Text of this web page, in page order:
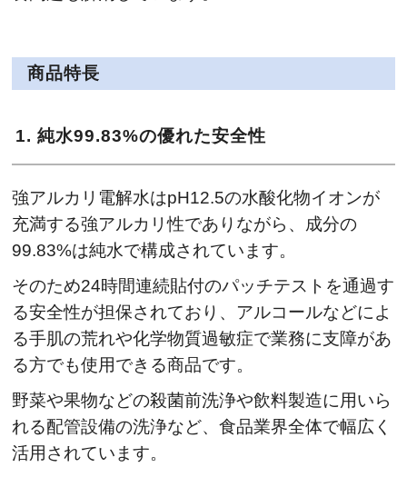
商品特長
1. 純水99.83%の優れた安全性
強アルカリ電解水はpH12.5の水酸化物イオンが
充満する強アルカリ性でありながら、成分の
99.83%は純水で構成されています。
そのため24時間連続貼付のパッチテストを通過す
る安全性が担保されており、アルコールなどによ
る手肌の荒れや化学物質過敏症で業務に支障があ
る方でも使用できる商品です。
野菜や果物などの殺菌前洗浄や飲料製造に用いら
れる配管設備の洗浄など、食品業界全体で幅広く
活用されています。